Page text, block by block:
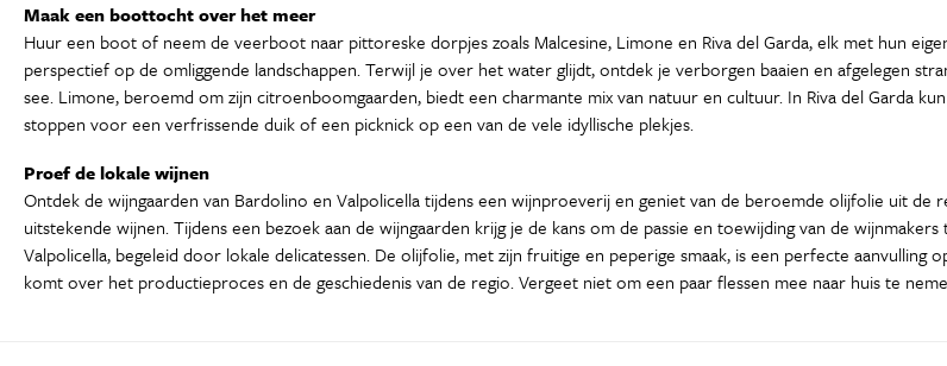
Maak een boottocht over het meer
Huur een boot of neem de veerboot naar pittoreske dorpjes zoals Malcesine, Limone en Riva del Garda, elk met hun
perspectief op de omliggende landschappen. Terwijl je over het water glijdt, ontdek je verborgen baaien en afgelegen
see. Limone, beroemd om zijn citroenboomgaarden, biedt een charmante mix van natuur en cultuur. In Riva del Garda
stoppen voor een verfrissende duik of een picknick op een van de vele idyllische plekjes.
Proef de lokale wijnen
Ontdek de wijngaarden van Bardolino en Valpolicella tijdens een wijnproeverij en geniet van de beroemde olijfolie uit
uitstekende wijnen. Tijdens een bezoek aan de wijngaarden krijg je de kans om de passie en toewijding van de
Valpolicella, begeleid door lokale delicatessen. De olijfolie, met zijn fruitige en peperige smaak, is een perfecte
komt over het productieproces en de geschiedenis van de regio. Vergeet niet om een paar flessen mee naar huis te